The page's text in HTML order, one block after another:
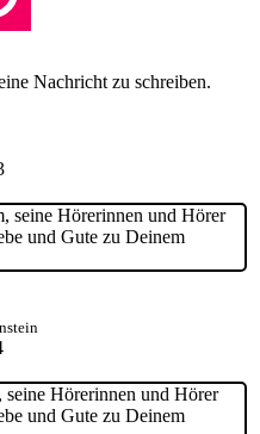
Nachricht zu schreiben.
seine Hörerinnen und Hörer
und Gute zu Deinem
Hörerinnen und Hörer
und Gute zu Deinem